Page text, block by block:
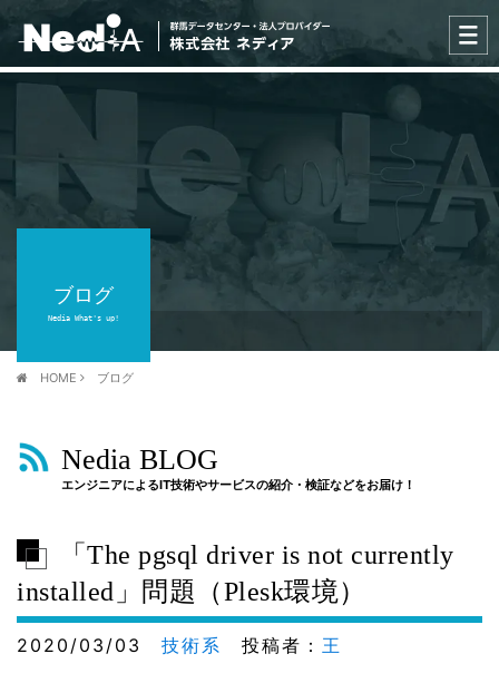
ブログ
Nedia What's up!
HOME ブログ
Nedia BLOG
エンジニアによるIT技術やサービスの紹介・検証などをお届け！
「The pgsql driver is not currently
installed」問題（Plesk環境）
2020/03/03 技術系 投稿者： 王